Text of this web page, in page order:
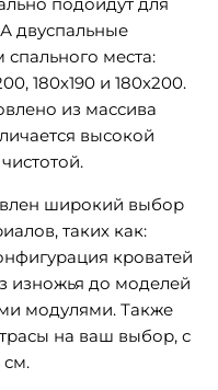
двуспальные
места:
180х190 и 180х200.
из массива
высокой
широкий выбор
таких как:
кроватей
изножья до моделей
модулями. Также
на ваш выбор, с